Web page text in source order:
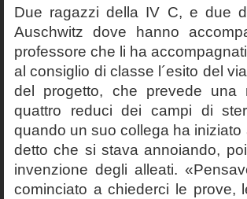
Due ragazzi della IV C, e due
Auschwitz dove hanno
professore che li ha
al consiglio di classe l´esito del
del progetto, che prevede una
quattro reduci dei campi di
quando un suo collega ha
detto che si stava annoiando,
invenzione degli alleati.
cominciato a chiederci le prove,